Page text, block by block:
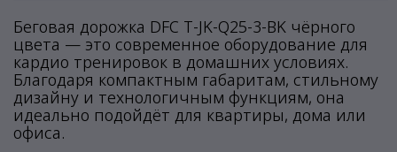
Беговая дорожка DFC T-JK-Q25-3-BK чёрного
цвета — это современное оборудование для
кардио тренировок в домашних условиях.
Благодаря компактным габаритам, стильному
дизайну и технологичным функциям, она
идеально подойдёт для квартиры, дома или
офиса.